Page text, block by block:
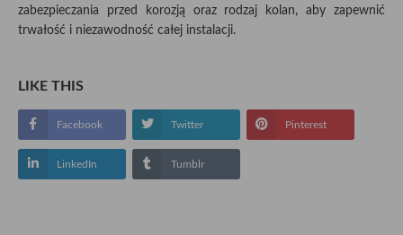
zabezpieczania przed korozją oraz rodzaj kolan, aby zapewnić
trwałość i niezawodność całej instalacji.
LIKE THIS
Facebook Twitter Pinterest
LinkedIn Tumblr